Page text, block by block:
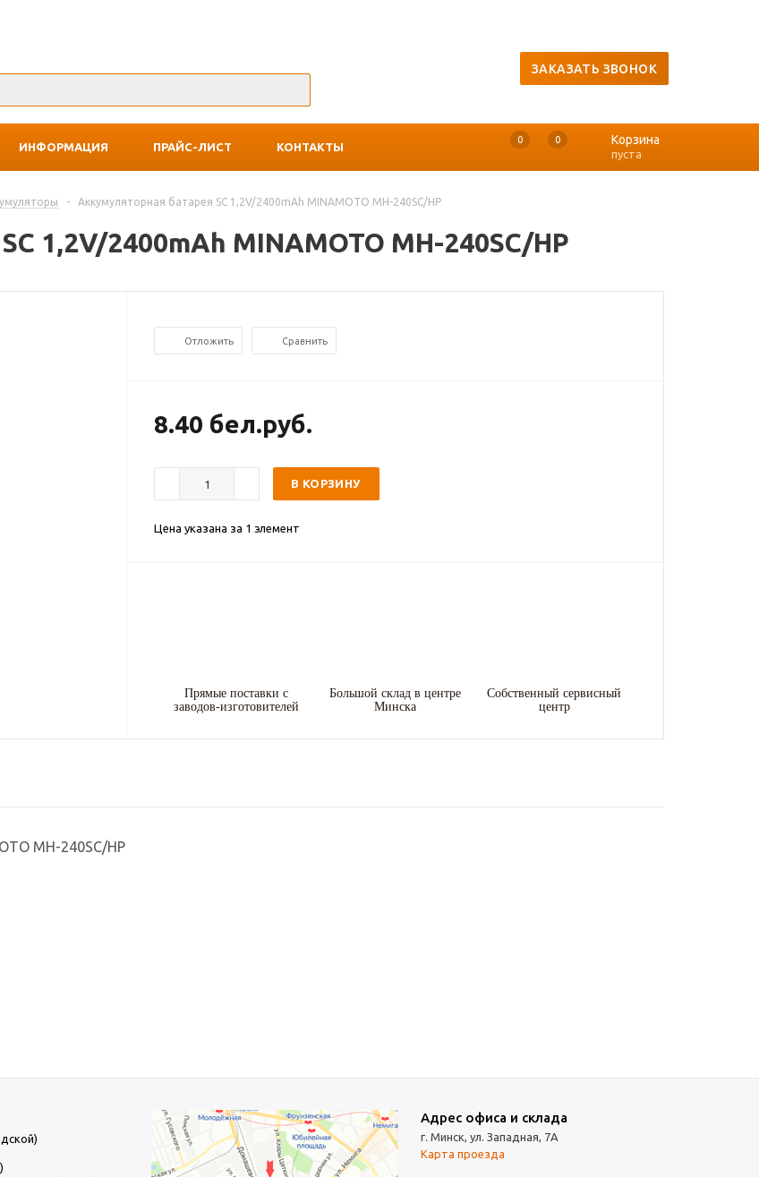
ЗАКАЗАТЬ ЗВОНОК
ИНФОРМАЦИЯ ПРАЙС-ЛИСТ КОНТАКТЫ
0 0 Корзина
пуста
- Аккумуляторная батарея SC 1,2V/2400mAh MINAMOTO MH-240SC/HP
1,2V/2400mAh MINAMOTO MH-240SC/HP
Отложить Сравнить
8.40 бел.руб.
В КОРЗИНУ
Цена указана за 1 элемент
Прямые поставки с
заводов-изготовителей
Большой склад в центре
Минска
Собственный сервисный
центр
MH-240SC/HP
Адрес офиса и склада
г. Минск, ул. Западная, 7А
Карта проезда